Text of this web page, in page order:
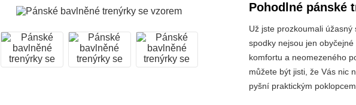
Pohodlné pánské
Už jste prozkoumali
spodky nejsou jen
komfortu a neomezeného
můžete být jisti, že Vás nic
pyšní praktickým